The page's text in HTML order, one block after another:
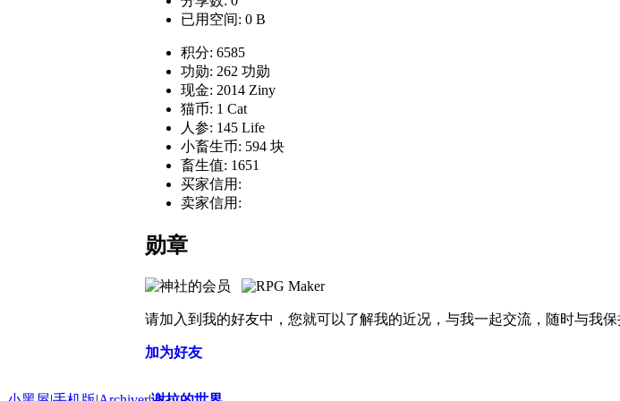
已用空间: 0 B
积分: 6585
功勋: 262 功勋
现金: 2014 Ziny
猫币: 1 Cat
人参: 145 Life
小畜生币: 594 块
畜生值: 1651
买家信用:
卖家信用:
勋章
请加入到我的好友中，您就可以了解我的近况，与我一起交流，随时与我保
加为好友